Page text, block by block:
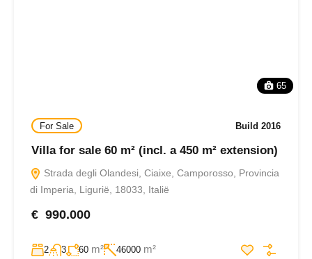
65
For Sale Build 2016
Villa for sale 60 m² (incl. a 450 m² extension)
Strada degli Olandesi, Ciaixe, Camporosso, Provincia
di Imperia, Ligurië, 18033, Italië
€ 990.000
2 3 60 m² 46000 m²